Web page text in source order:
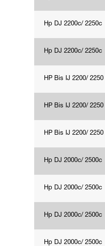
Hp DJ 2200c/ 2250c
Hp DJ 2200c/ 2250c
HP Bis IJ 2200/ 2250
HP Bis IJ 2200/ 2250
HP Bis IJ 2200/ 2250
Hp DJ 2000c/ 2500c
Hp DJ 2000c/ 2500c
Hp DJ 2000c/ 2500c
Hp DJ 2000c/ 2500c